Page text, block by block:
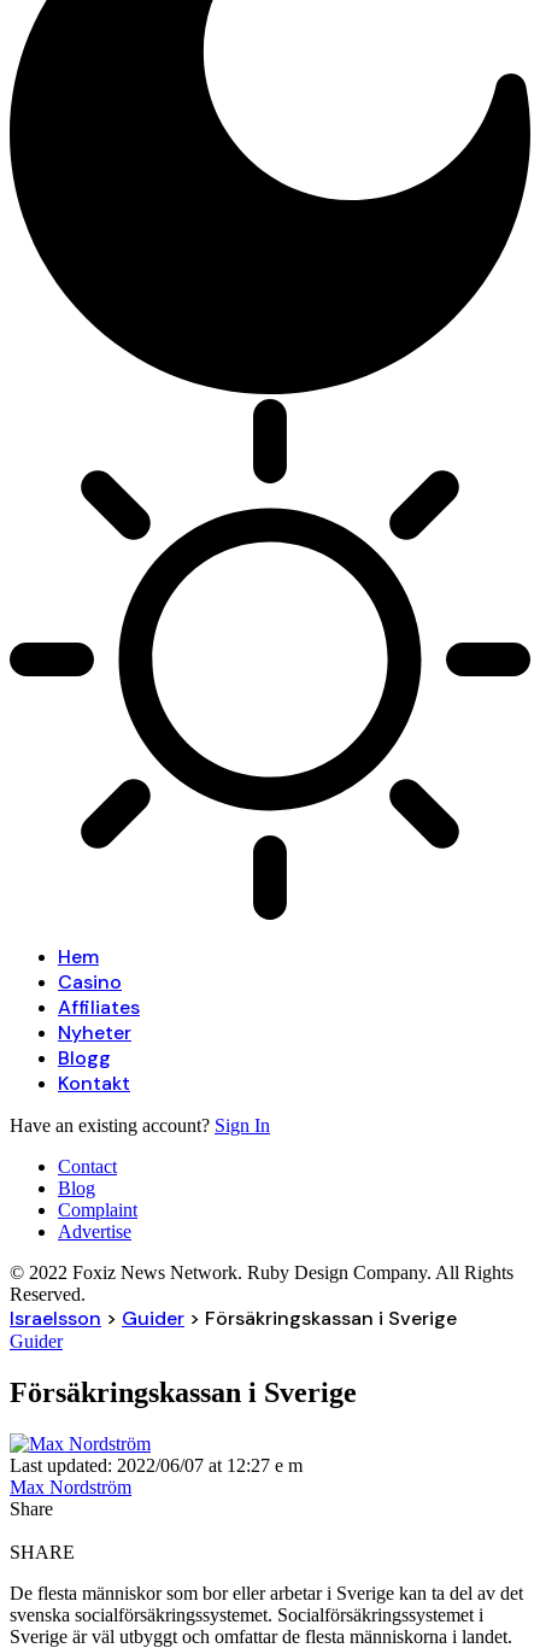
Hem
Casino
Affiliates
Nyheter
Blogg
Kontakt
Have an existing account? Sign In
Contact
Blog
Complaint
Advertise
© 2022 Foxiz News Network. Ruby Design Company. All Rights
Reserved.
Israelsson > Guider > Försäkringskassan i Sverige
Guider
Försäkringskassan i Sverige
Last updated: 2022/06/07 at 12:27 e m
Max Nordström
Share
SHARE
De flesta människor som bor eller arbetar i Sverige kan ta del av det
svenska socialförsäkringssystemet. Socialförsäkringssystemet i
Sverige är väl utbyggt och omfattar de flesta människorna i landet.